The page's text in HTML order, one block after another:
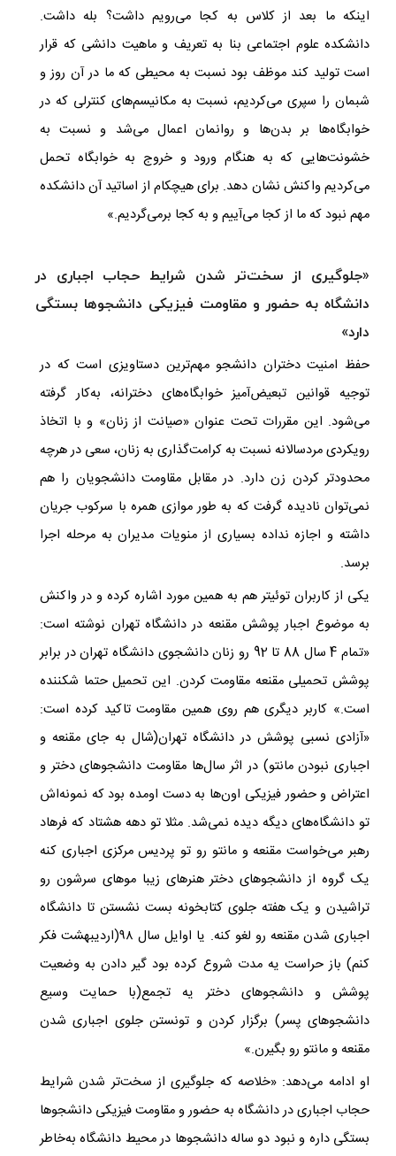
اینکه ما بعد از کلاس به کجا می‌رویم داشت؟ بله داشت.
دانشکده علوم اجتماعی بنا به تعریف و ماهیت دانشی که قرار
است تولید کند موظف بود نسبت به محیطی که ما در آن روز و
شبمان را سپری می‌کردیم، نسبت به مکانیسم‌های کنترلی که در
خوابگاه‌‌ها بر بدن‌ها و روانمان اعمال می‌شد و نسبت به
خشونت‌هایی که به هنگام ورود و خروج به خوابگاه تحمل
می‌کردیم واکنش نشان دهد. برای هیچکام از اساتید آن دانشکده
مهم نبود که ما از کجا می‌آییم و به کجا برمی‌گردیم.»
«جلوگیری از سخت‌‌‌تر شدن شرایط حجاب اجباری در
دانشگاه به حضور و مقاومت فیزیکی دانشجوها بستگی
دارد»
حفظ امنیت دختران دانشجو مهم‌ترین دستاویزی است که در
توجیه قوانین تبعیض‌آمیز خوابگاه‌های دخترانه، به‌کار گرفته
می‌شود. این مقررات تحت عنوان «صیانت از زنان» و با اتخاذ
رویکردی مردسالانه نسبت به کرامت‌گذاری به زنان، سعی در هرچه
محدودتر کردن زن دارد. در مقابل مقاومت دانشجویان را هم
نمی‌توان نادیده گرفت که به طور موازی همره با سرکوب جریان
داشته و اجازه نداده بسیاری از منویات مدیران به مرحله اجرا
برسد.
یکی از کاربران توئیتر هم به همین مورد اشاره کرده و در واکنش
به موضوع اجبار پوشش مقنعه در دانشگاه تهران نوشته است:
«تمام 4 سال 88 تا 92 رو زنان دانشجوی دانشگاه تهران در برابر
پوشش تحمیلی مقنعه مقاومت کردن. این تحمیل حتما شکننده
است.» کاربر دیگری هم روی همین مقاومت تاکید کرده است:
«‏آزادی نسبی پوشش در دانشگاه تهران(شال به جای مقنعه و
اجباری نبودن مانتو) در اثر سال‌ها مقاومت دانشجوهای دختر و
اعتراض و حضور فیزیکی اون‌ها به دست اومده بود که نمونه‌اش
تو دانشگاه‌های دیگه دیده نمی‌شد. مثلا تو دهه هشتاد که فرهاد
رهبر می‌خواست مقنعه و مانتو رو تو پردیس مرکزی اجباری کنه
یک گروه از دانشجوهای دختر هنرهای زیبا موهای سرشون رو
تراشیدن و یک هفته جلوی کتابخونه بست نشستن تا دانشگاه
اجباری شدن مقنعه رو لغو کنه. یا اوایل سال ۹۸(اردیبهشت فکر
کنم) باز حراست یه مدت شروع کرده بود گیر دادن به وضعیت
پوشش و دانشجوهای دختر یه تجمع(با حمایت وسیع
دانشجوهای پسر) ‏برگزار کردن و تونستن جلوی اجباری شدن
مقنعه و مانتو رو بگیرن.»
او ادامه می‌دهد: «خلاصه که جلوگیری از سخت‌‌‌تر شدن شرایط
حجاب اجباری در دانشگاه به حضور و مقاومت فیزیکی دانشجوها
بستگی داره و نبود دو ساله دانشجوها در محیط دانشگاه به‌خاطر